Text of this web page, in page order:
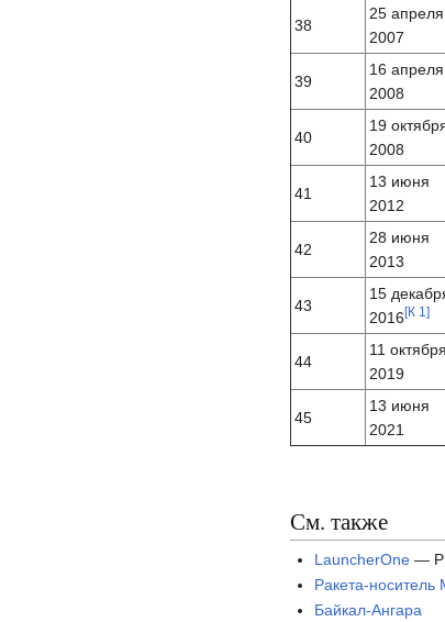
38
25 апреля
2007
39
16 апреля
2008
40
19
2008
41
13 июня
2012
42
28 июня
2013
43
15
2016 [К 1]
44
11 октября
2019
45
13 июня
2021
См. также
LauncherOne —
Ракета-носитель
Байкал-Ангара